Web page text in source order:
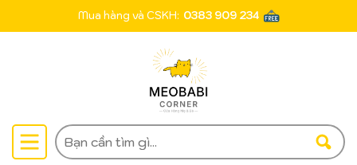
Mua hàng và CSKH: 0383 909 234